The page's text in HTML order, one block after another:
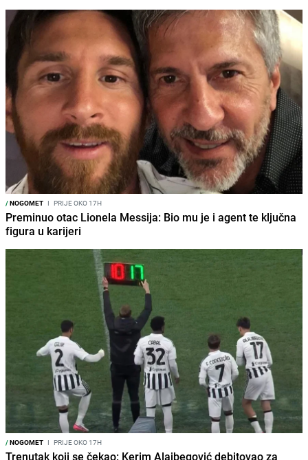
/NOGOMET I PRIJE OKO 17H
Preminuo otac Lionela Messija: Bio mu je i agent te ključna
figura u karijeri
/NOGOMET I PRIJE OKO 17H
Trenutak koji se čekao: Kerim Alajbegović debitovao za